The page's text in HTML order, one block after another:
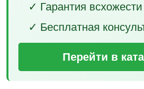
✓ Гарантия
✓ Бесплатная
Перейти в